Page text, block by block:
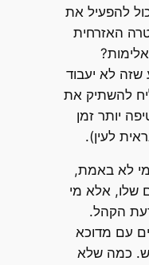
את
יעבוד
את
זמן
באמת,
אלא מי
מדוכא
שלא